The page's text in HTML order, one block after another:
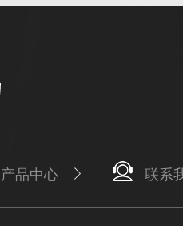
产品中心 联系